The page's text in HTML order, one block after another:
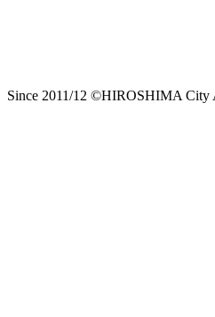
Since 2011/12 ©HIROSHIMA City